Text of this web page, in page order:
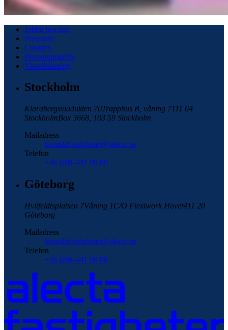
Jobba hos oss
Pressrum
Cookies
Personuppgifter
Visselblåsning
Stockholm
Klarabergsviadukten 70Trapphus B, våning 7111 64
StockholmBox 3668, 103 59 Stockholm
Mailadress
kontaktfastigheter@alecta.se
Telefon
+46 (0)8-441 90 00
Göteborg
Hvitfeldtsplatsen 7Våning 1C/O Flexiwork Hovet411 20
Göteborg
Mailadress
kontaktfastigheter@alecta.se
Telefon
+46 (0)8-441 90 00